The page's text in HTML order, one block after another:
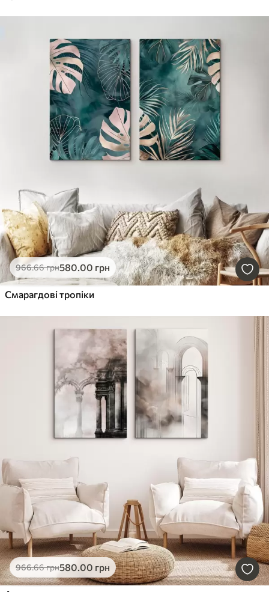
966.66грн580.00 грн
Смарагдові тропіки
966.66грн580.00 грн